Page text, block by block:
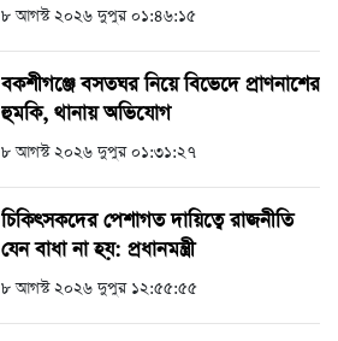
৮ আগস্ট ২০২৬ দুপুর ০১:৪৬:১৫
বকশীগঞ্জে বসতঘর নিয়ে বিভেদে প্রাণনাশের
হুমকি, থানায় অভিযোগ
৮ আগস্ট ২০২৬ দুপুর ০১:৩১:২৭
চিকিৎসকদের পেশাগত দায়িত্বে রাজনীতি
যেন বাধা না হয়: প্রধানমন্ত্রী
৮ আগস্ট ২০২৬ দুপুর ১২:৫৫:৫৫